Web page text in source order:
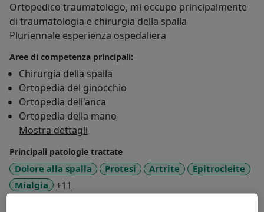
Ortopedico traumatologo, mi occupo principalmente
di traumatologia e chirurgia della spalla
Pluriennale esperienza ospedaliera
Aree di competenza principali:
Chirurgia della spalla
Ortopedia del ginocchio
Ortopedia dell'anca
Ortopedia della mano
Mostra dettagli
Principali patologie trattate
Dolore alla spalla Protesi Artrite
Epitrocleite
Mialgia
+11